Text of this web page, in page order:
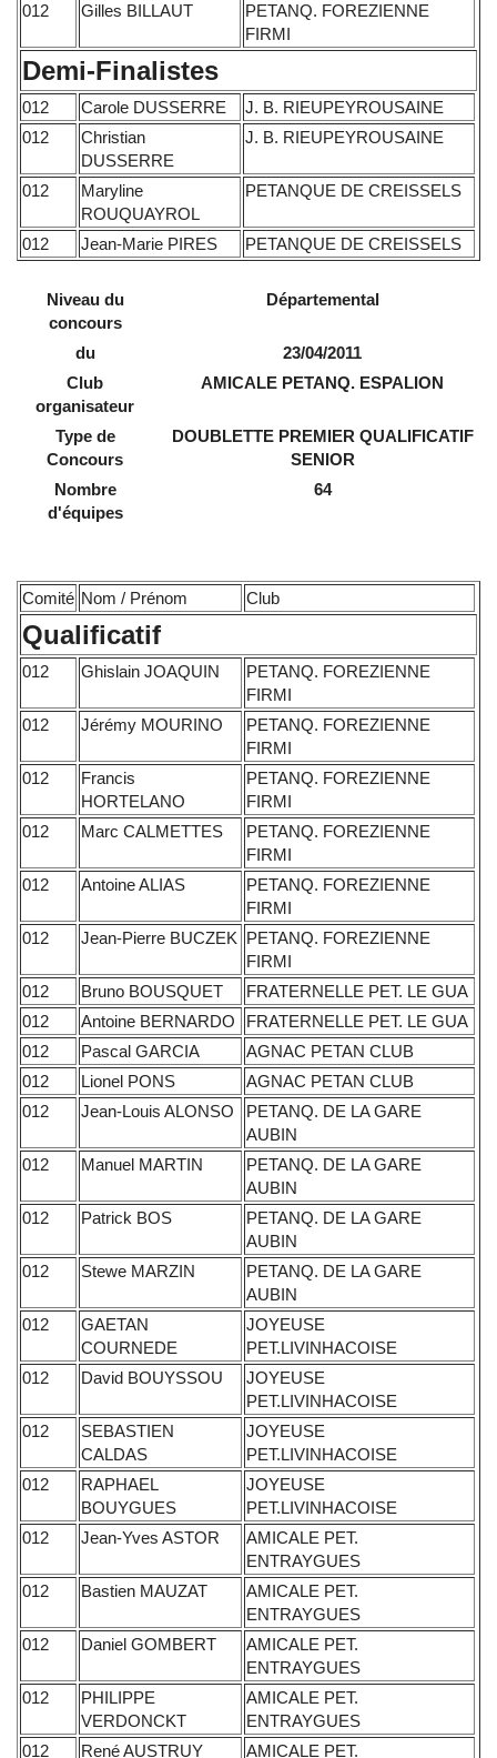
012
Gilles BILLAUT
PETANQ. FOREZIENNE
FIRMI
Demi-Finalistes
012 Carole DUSSERRE
J. B. RIEUPEYROUSAINE
012
Christian
DUSSERRE
J. B. RIEUPEYROUSAINE
012
Maryline
ROUQUAYROL
PETANQUE DE CREISSELS
012 Jean-Marie PIRES PETANQUE DE CREISSELS
Niveau du
concours
Départemental
du
23/04/2011
Club
organisateur
AMICALE PETANQ. ESPALION
Type de
Concours
DOUBLETTE PREMIER QUALIFICATIF
SENIOR
Nombre
d'équipes
64
Comité Nom / Prénom Club
Qualificatif
012 Ghislain JOAQUIN
PETANQ. FOREZIENNE
FIRMI
012
Jérémy MOURINO
PETANQ. FOREZIENNE
FIRMI
012
Francis
HORTELANO
PETANQ. FOREZIENNE
FIRMI
012
Marc CALMETTES
PETANQ. FOREZIENNE
FIRMI
012
Antoine ALIAS
PETANQ. FOREZIENNE
FIRMI
012
Jean-Pierre BUCZEK PETANQ. FOREZIENNE
FIRMI
012
Bruno BOUSQUET
FRATERNELLE PET. LE GUA
012
Antoine BERNARDO
FRATERNELLE PET. LE GUA
012
Pascal GARCIA
AGNAC PETAN CLUB
012
Lionel PONS
AGNAC PETAN CLUB
012
Jean-Louis ALONSO
PETANQ. DE LA GARE
AUBIN
012
Manuel MARTIN
PETANQ. DE LA GARE
AUBIN
012
Patrick BOS
PETANQ. DE LA GARE
AUBIN
012
Stewe MARZIN
PETANQ. DE LA GARE
AUBIN
012
GAETAN
COURNEDE
JOYEUSE
PET.LIVINHACOISE
012
David BOUYSSOU
JOYEUSE
PET.LIVINHACOISE
012
SEBASTIEN
CALDAS
JOYEUSE
PET.LIVINHACOISE
012
RAPHAEL
BOUYGUES
JOYEUSE
PET.LIVINHACOISE
012
Jean-Yves ASTOR
AMICALE PET.
ENTRAYGUES
012
Bastien MAUZAT
AMICALE PET.
ENTRAYGUES
012
Daniel GOMBERT
AMICALE PET.
ENTRAYGUES
012
PHILIPPE
VERDONCKT
AMICALE PET.
ENTRAYGUES
012
René AUSTRUY AMICALE PET.